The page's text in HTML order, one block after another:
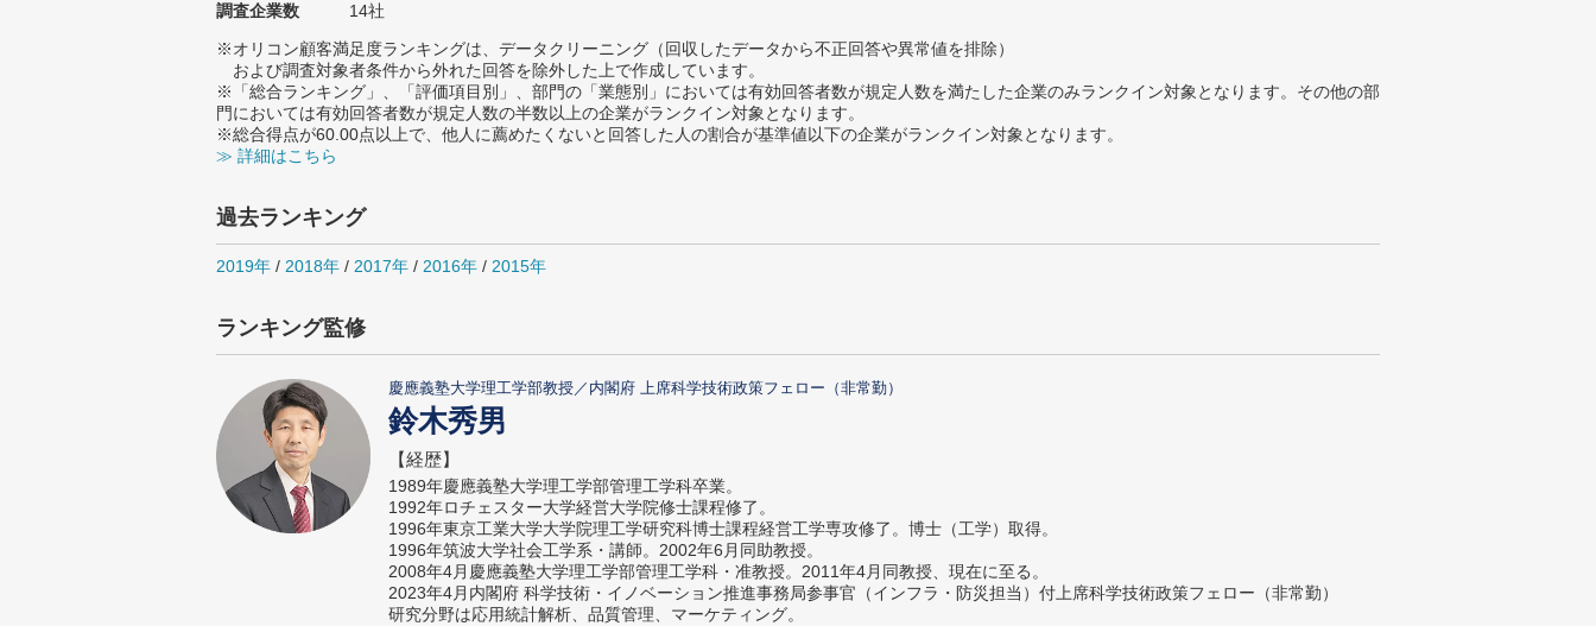
調査企業数
14社
※オリコン顧客満足度ランキングは、データクリーニング（回収したデータから不正回答や異常値を排除）
および調査対象者条件から外れた回答を除外した上で作成しています。
※「総合ランキング」、「評価項目別」、部門の「業態別」においては有効回答者数が規定人数を満たした企業のみランクイン対象となります。その他の部
門においては有効回答者数が規定人数の半数以上の企業がランクイン対象となります。
※総合得点が60.00点以上で、他人に薦めたくないと回答した人の割合が基準値以下の企業がランクイン対象となります。
≫ 詳細はこちら
過去ランキング
2019年 / 2018年 / 2017年 / 2016年 / 2015年
ランキング監修
慶應義塾大学理工学部教授／内閣府 上席科学技術政策フェロー（非常勤）
鈴木秀男
【経歴】
1989年慶應義塾大学理工学部管理工学科卒業。
1992年ロチェスター大学経営大学院修士課程修了。
1996年東京工業大学大学院理工学研究科博士課程経営工学専攻修了。博士（工学）取得。
1996年筑波大学社会工学系・講師。2002年6月同助教授。
2008年4月慶應義塾大学理工学部管理工学科・准教授。2011年4月同教授、現在に至る。
2023年4月内閣府 科学技術・イノベーション推進事務局参事官（インフラ・防災担当）付上席科学技術政策フェロー（非常勤）
研究分野は応用統計解析、品質管理、マーケティング。